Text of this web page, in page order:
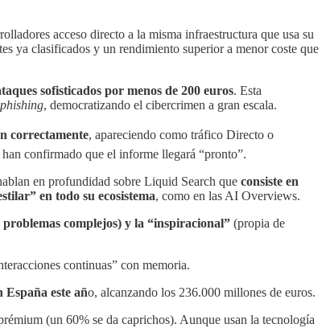
acceso directo a la misma infraestructura que usa su
ya clasificados y un rendimiento superior a menor coste que
sofisticados por menos de 200 euros. Esta
phishing, democratizando el cibercrimen a gran escala.
correctamente, apareciendo como tráfico Directo o
han confirmado que el informe llegará “pronto”.
en profundidad sobre Liquid Search que consiste en
en todo su ecosistema, como en las AI Overviews.
complejos) y la “inspiracional” (propia de
continuas” con memoria.
España este año, alcanzando los 236.000 millones de euros.
(un 60% se da caprichos). Aunque usan la tecnología